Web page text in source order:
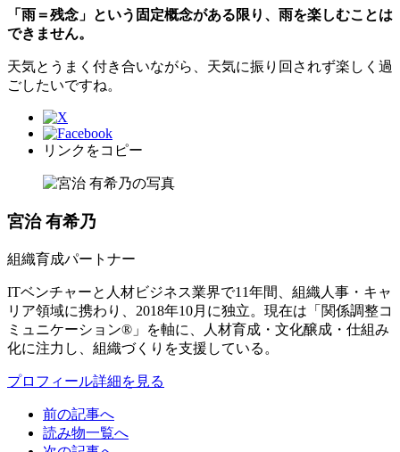
「雨＝残念」という固定概念がある限り、雨を楽しむことは
できません。
天気とうまく付き合いながら、天気に振り回されず楽しく過
ごしたいですね。
リンクをコピー
宮治 有希乃
組織育成パートナー
ITベンチャーと人材ビジネス業界で11年間、組織人事・キャ
リア領域に携わり、2018年10月に独立。現在は「関係調整コ
ミュニケーション®」を軸に、人材育成・文化醸成・仕組み
化に注力し、組織づくりを支援している。
プロフィール詳細を見る
前の記事へ
読み物一覧へ